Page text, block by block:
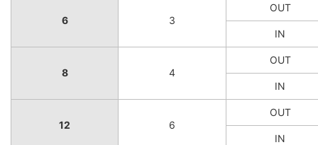
6 3
OUT
IN
8 4
OUT
IN
12 6
OUT
IN